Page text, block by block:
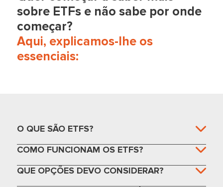
VDIV
Morningstar
Markets
Dividend
Leaders UCITS
ETF
Dividendos Alemanha
UCITS ETF
VanEck New
UCITS ETF
sobre ETFs e não sabe por onde
começar?
Aqui, explicamos-lhe os
essenciais:
O QUE SÃO ETFS?
COMO FUNCIONAM OS ETFS?
QUE OPÇÕES DEVO CONSIDERAR?